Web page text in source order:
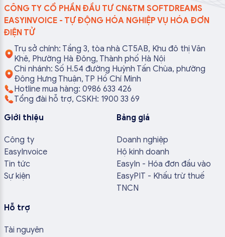
CÔNG TY CỔ PHẦN ĐẦU TƯ CN&TM SOFTDREAMS
EASYINVOICE - TỰ ĐỘNG HÓA NGHIỆP VỤ HÓA ĐƠN
ĐIỆN TỬ
Trụ sở chính: Tầng 3, tòa nhà CT5AB, Khu đô thị Văn
Khê, Phường Hà Đông, Thành phố Hà Nội
Chi nhánh: Số H.54 đường Huỳnh Tấn Chùa, phường
Đông Hưng Thuận, TP Hồ Chí Minh
Hotline mua hàng: 0986 633 426
Tổng đài hỗ trợ, CSKH: 1900 33 69
Giới thiệu
Công ty
EasyInvoice
Tin tức
Sự kiện
Bảng giá
Doanh nghiệp
Hộ kinh doanh
EasyIn - Hóa đơn đầu vào
EasyPIT - Khấu trừ thuế
TNCN
Hỗ trợ
Tài nguyên